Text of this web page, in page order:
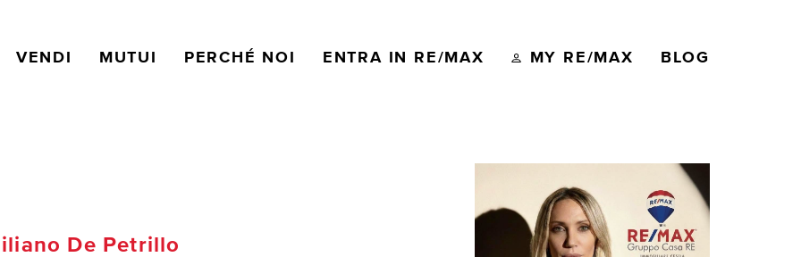
VENDI MUTUI PERCHÉ NOI ENTRA IN RE/MAX MY RE/MAX BLOG
De Petrillo